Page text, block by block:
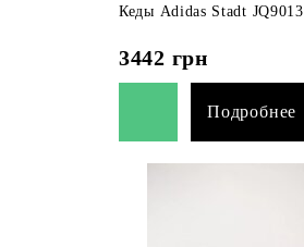
Кеды Adidas Stadt JQ9013
3442 грн
Подробнее